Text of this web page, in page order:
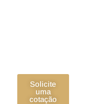
Solicite
uma
cotação